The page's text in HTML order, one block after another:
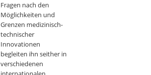
Fragen nach den
Möglichkeiten und
Grenzen medizinisch-
technischer
Innovationen
begleiten ihn seither in
verschiedenen